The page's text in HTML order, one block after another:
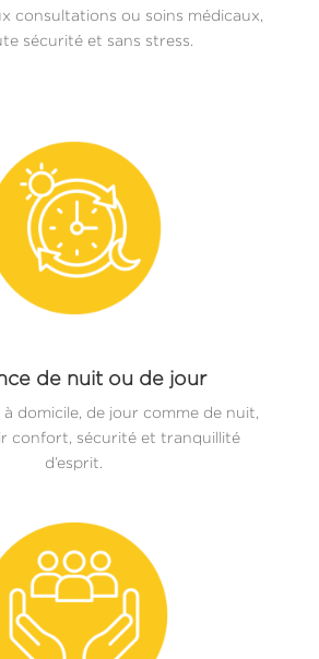
consultations ou soins médicaux,
sécurité et sans stress.
de nuit ou de jour
domicile, de jour comme de nuit,
confort, sécurité et tranquillité
d’esprit.